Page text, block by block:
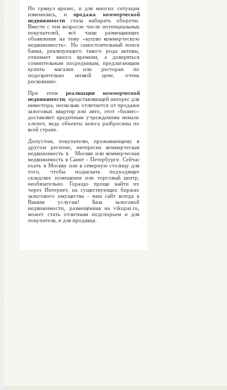
Но грянул кризис, и для многих ситуация
изменилась, ипродажа коммерческой
недвижимости стала набирать обороты.
Вместе с тем возросло число потенциальных
покупателей, всё чаще размещающих
объявления на тему «куплю коммерческую
недвижимость». Но самостоятельный поиск
банка, реализующего такого рода активы,
отнимает много времени, а доверяться
сомнительным посредникам, предлагающим
купить магазин или ресторан по
подозрительно низкой цене, очень
рискованно.
При этом реализация коммерческой
недвижимости , представляющей интерес для
инвестора, несколько отличается от продажи
залоговых квартир или авто, этот «бизнес»
доставляет кредитным учреждениям немало
хлопот, ведь объекты залога разбросаны по
всей стране.
Допустим, покупателю, проживающему в
другом регионе, интересна коммерческая
недвижимость в Москве или коммерческая
недвижимость в Санкт - Петербурге. Сейчас
ехать в Москву или в северную столицу для
того, чтобы подыскать подходящее
складское помещение или торговый центр,
необязательно. Гораздо проще найти их
через Интернет, на существующих биржах
залогового имущества - наш сайт всегда к
Вашим услугам! База залоговой
недвижимости, размещённая на vikupai.ru,
может стать отличным подспорьем и для
покупателя, и для продавца.